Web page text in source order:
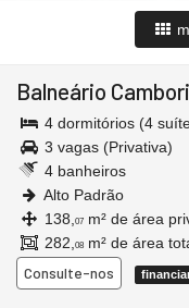
Balneário
4 dormitórios (4
3 vagas (Privativa)
4 banheiros
Alto Padrão
138, 07 m² de área
282, 08 m² de área
Consulte-nos